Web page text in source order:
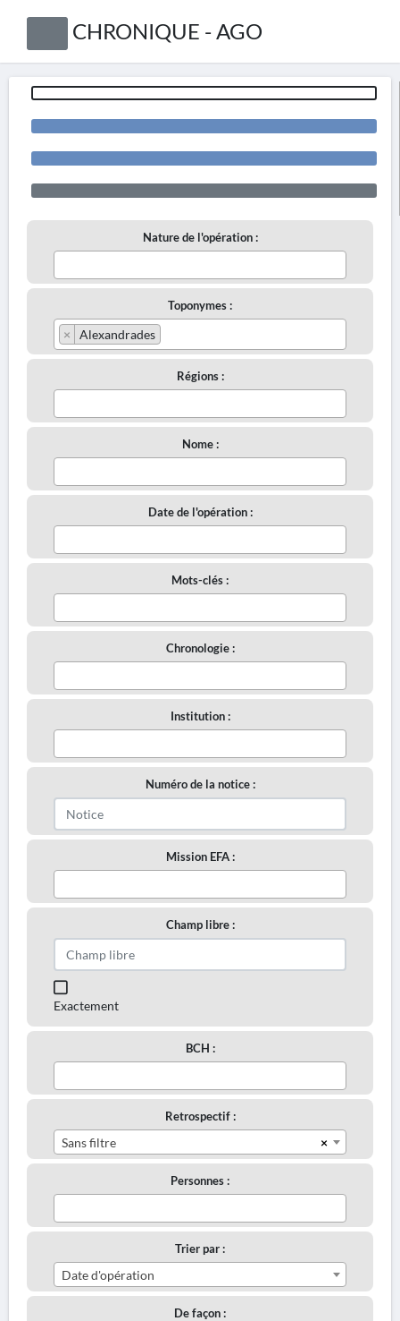
CHRONIQUE - AGO
Nature de l'opération :
Toponymes :
× Alexandrades
Régions :
Nome :
Date de l'opération :
Mots-clés :
Chronologie :
Institution :
Numéro de la notice :
Mission EFA :
Champ libre :
Exactement
BCH :
Retrospectif :
×
Sans filtre
Personnes :
Trier par :
Date d'opération
De façon :